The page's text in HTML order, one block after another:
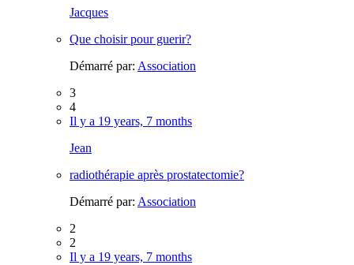
Jacques
Que choisir pour guerir?
Démarré par: Association
3
4
Il y a 19 years, 7 months
Jean
radiothérapie après prostatectomie?
Démarré par: Association
2
2
Il y a 19 years, 7 months